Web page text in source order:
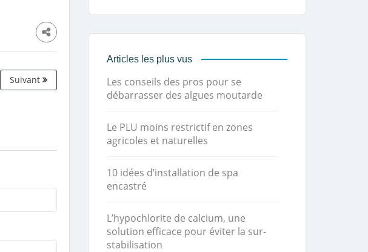
Suivant
Articles les plus vus
Les conseils des pros pour se
débarrasser des algues moutarde
Le PLU moins restrictif en zones
agricoles et naturelles
10 idées d’installation de spa
encastré
L’hypochlorite de calcium, une
solution efficace pour éviter la sur-
stabilisation